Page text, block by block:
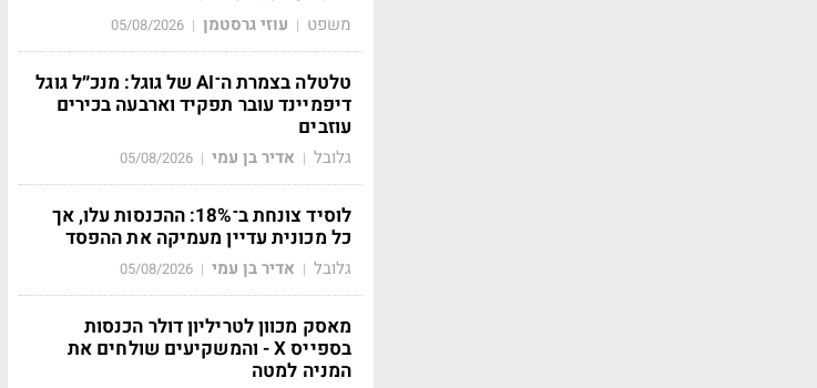
משפט | עוזי גרסטמן |
05/08/2026
טלטלה בצמרת ה־AI של גוגל: מנכ״ל גוגל
דיפמיינד עובר תפקיד וארבעה בכירים
עוזבים
גלובל | אדיר בן עמי |
05/08/2026
לוסיד צונחת ב־18%: ההכנסות עלו, אך
כל מכונית עדיין מעמיקה את ההפסד
גלובל | אדיר בן עמי |
05/08/2026
מאסק מכוון לטריליון דולר הכנסות
בספייס X - והמשקיעים שולחים את
המניה למטה